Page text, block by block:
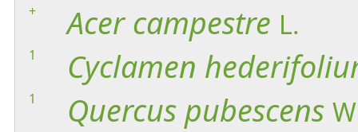
+ Acer campestre L.
1 Cyclamen
1 Quercus pubescens